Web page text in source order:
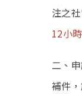
注之
12小
二、
補件